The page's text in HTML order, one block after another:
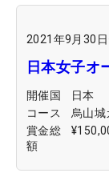
2021年9月30日
日本女子オ
開催国
日本
コース
烏山城
賞金総
額